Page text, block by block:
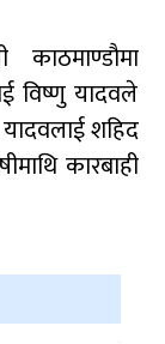
विष्णु यादवले
शहिद
कारबाही